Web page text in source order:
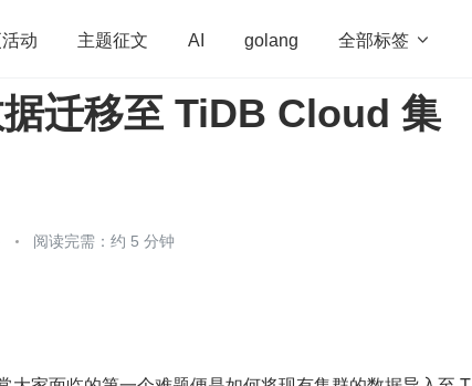
动 主题征文 AI golang 全部标签 
算法 学习方法 Web3.0 高效工作
迁移至 TiDB Cloud 集
阅读完需：约 5 分钟